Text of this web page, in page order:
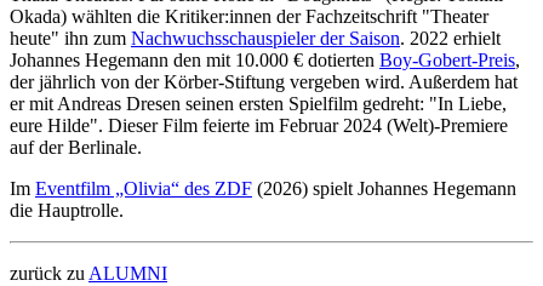
Okada) wählten die Kritiker:innen der Fachzeitschrift "Theater
heute" ihn zum Nachwuchsschauspieler der Saison. 2022 erhielt
Johannes Hegemann den mit 10.000 € dotierten Boy-Gobert-Preis,
der jährlich von der Körber-Stiftung vergeben wird. Außerdem hat
er mit Andreas Dresen seinen ersten Spielfilm gedreht: "In Liebe,
eure Hilde". Dieser Film feierte im Februar 2024 (Welt)-Premiere
auf der Berlinale.
Im Eventfilm „Olivia“ des ZDF (2026) spielt Johannes Hegemann
die Hauptrolle.
zurück zuALUMNI